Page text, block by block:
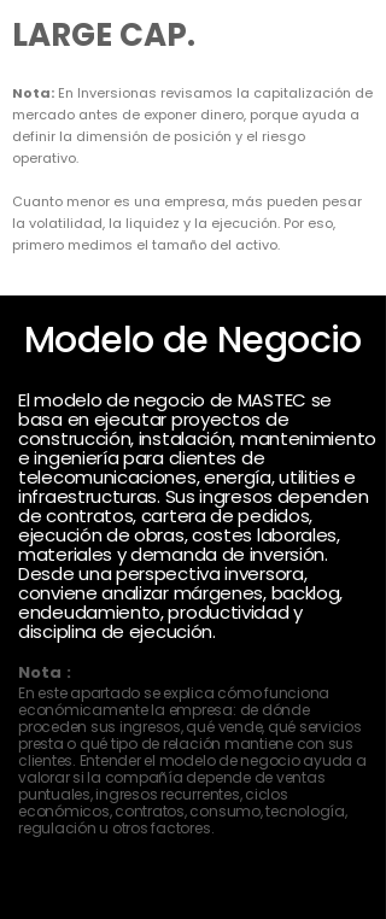
LARGE CAP.
Nota: En Inversionas revisamos la capitalización de
mercado antes de exponer dinero, porque ayuda a
definir la dimensión de posición y el riesgo
operativo.
Cuanto menor es una empresa, más pueden pesar
la volatilidad, la liquidez y la ejecución. Por eso,
primero medimos el tamaño del activo.
Modelo de Negocio
El modelo de negocio de MASTEC se
basa en ejecutar proyectos de
construcción, instalación, mantenimiento
e ingeniería para clientes de
telecomunicaciones, energía, utilities e
infraestructuras. Sus ingresos dependen
de contratos, cartera de pedidos,
ejecución de obras, costes laborales,
materiales y demanda de inversión.
Desde una perspectiva inversora,
conviene analizar márgenes, backlog,
endeudamiento, productividad y
disciplina de ejecución.
Nota :
En este apartado se explica cómo funciona
económicamente la empresa: de dónde
proceden sus ingresos, qué vende, qué servicios
presta o qué tipo de relación mantiene con sus
clientes. Entender el modelo de negocio ayuda a
valorar si la compañía depende de ventas
puntuales, ingresos recurrentes, ciclos
económicos, contratos, consumo, tecnología,
regulación u otros factores.